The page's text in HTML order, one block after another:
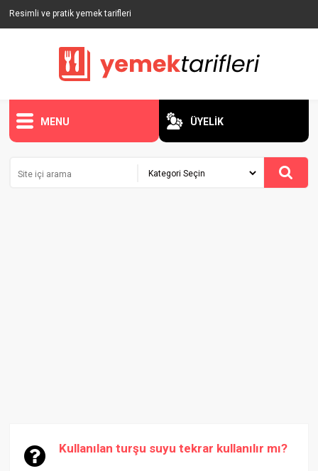
Resimli ve pratik yemek tarifleri
MENU ÜYELİK
Kullanılan turşu suyu tekrar kullanılır mı?